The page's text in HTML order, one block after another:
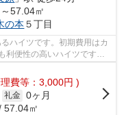
57.04㎡
の本 ５丁目
ハイツです。初期費用はカ
便性の高いハイツです。
費等：3,000円 )
礼金 0ヶ月
57.04㎡